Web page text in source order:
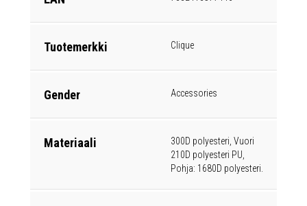
Tuotemerkki Clique
Gender Accessories
Materiaali
300D polyesteri, Vuori
210D polyesteri PU,
Pohja: 1680D polyesteri.